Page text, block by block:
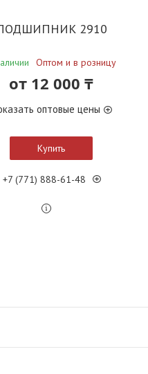
2910
Оптом и в розницу
от 12 000 ₸
оптовые цены
Купить
+7 (771) 888-61-48